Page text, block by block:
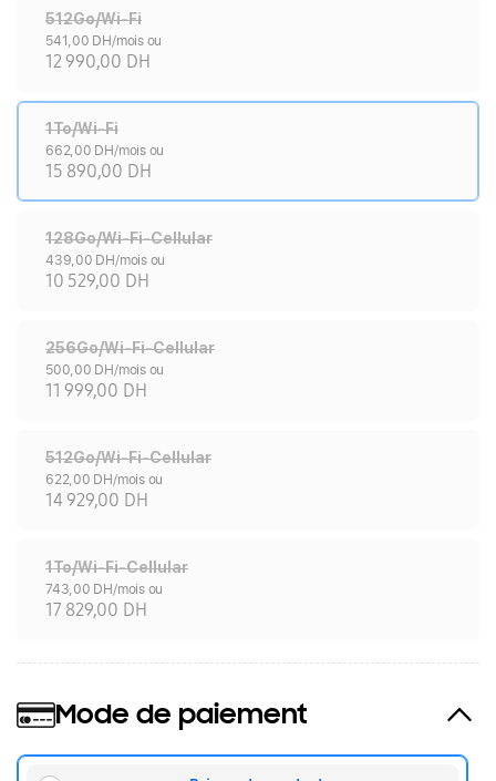
512Go/Wi-Fi
541,00 DH/mois ou
12 990,00 DH
1To/Wi-Fi
662,00 DH/mois ou
15 890,00 DH
128Go/Wi-Fi-Cellular
439,00 DH/mois ou
10 529,00 DH
256Go/Wi-Fi-Cellular
500,00 DH/mois ou
11 999,00 DH
512Go/Wi-Fi-Cellular
622,00 DH/mois ou
14 929,00 DH
1To/Wi-Fi-Cellular
743,00 DH/mois ou
17 829,00 DH
Mode de paiement